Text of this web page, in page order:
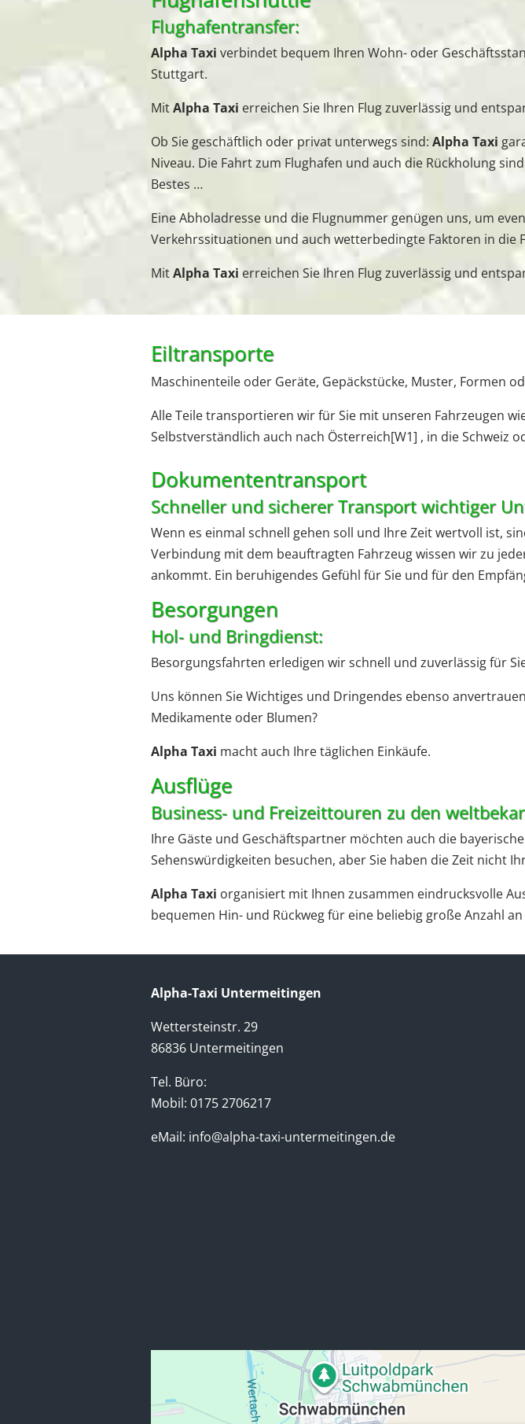
Flughafentransfer:
Alpha Taxi verbindet bequem Ihren Wohn- oder
Stuttgart.
MitAlpha Taxi erreichen Sie Ihren Flug zuverlässig und
Ob Sie geschäftlich oder privat unterwegs sind: Alpha Taxi
Niveau. Die Fahrt zum Flughafen und auch die Rückholung
Bestes …
Eine Abholadresse und die Flugnummer genügen uns, um
Verkehrssituationen und auch wetterbedingte Faktoren in die
MitAlpha Taxi erreichen Sie Ihren Flug zuverlässig und
Eiltransporte
Maschinenteile oder Geräte, Gepäckstücke, Muster, Formen
Alle Teile transportieren wir für Sie mit unseren Fahrzeugen
Selbstverständlich auch nach Österreich[W1] , in die Schweiz
Dokumententransport
Schneller und sicherer Transport wichtiger
Wenn es einmal schnell gehen soll und Ihre Zeit wertvoll ist,
Verbindung mit dem beauftragten Fahrzeug wissen wir zu
ankommt. Ein beruhigendes Gefühl für Sie und für den
Besorgungen
Hol- und Bringdienst:
Besorgungsfahrten erledigen wir schnell und zuverlässig für
Uns können Sie Wichtiges und Dringendes ebenso
Medikamente oder Blumen?
Alpha Taxi macht auch Ihre täglichen Einkäufe.
Ausflüge
Business- und Freizeittouren zu den
Ihre Gäste und Geschäftspartner möchten auch die
Sehenswürdigkeiten besuchen, aber Sie haben die Zeit nicht
Alpha Taxi organisiert mit Ihnen zusammen eindrucksvolle
bequemen Hin- und Rückweg für eine beliebig große Anzahl
Alpha-Taxi Untermeitingen
Wettersteinstr. 29
86836 Untermeitingen
Tel. Büro:
Mobil: 0175 2706217
eMail: info@alpha-taxi-untermeitingen.de